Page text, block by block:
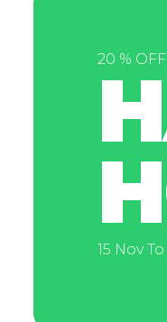
20 % OFF
15 Nov